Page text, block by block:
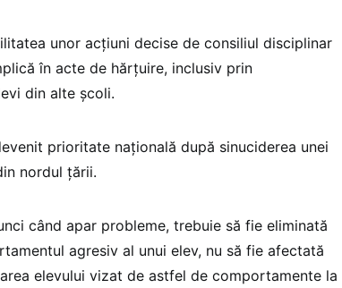
unor acțiuni decise de consiliul disciplinar
în acte de hărțuire, inclusiv prin
din alte școli.
prioritate națională după sinuciderea unei
nordul țării.
când apar probleme, trebuie să fie eliminată
agresiv al unui elev, nu să fie afectată
elevului vizat de astfel de comportamente la